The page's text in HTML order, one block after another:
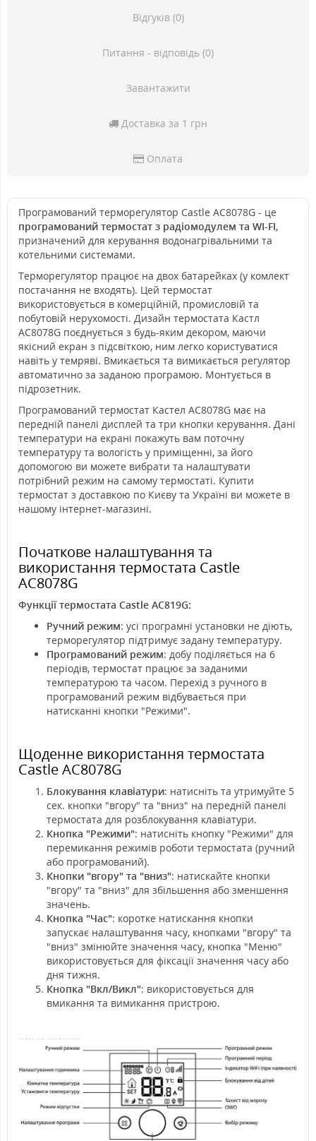
Відгуків (0)
Питання - відповідь (0)
Завантажити
Доставка за 1 грн
Оплата
Програмований терморегулятор Castle АС8078G - це
програмований термостат з радіомодулем та WI-FI,
призначений для керування водонагрівальними та
котельними системами.
Терморегулятор працює на двох батарейках (у комлект
постачання не входять). Цей термостат
використовується в комерційній, промисловій та
побутовій нерухомості. Дизайн термостата Кастл
АС8078G поєднується з будь-яким декором, маючи
якісний екран з підсвіткою, ним легко користуватися
навіть у темряві. Вмикається та вимикається регулятор
автоматично за заданою програмою. Монтується в
підрозетник.
Програмований термостат Кастел АС8078G має на
передній панелі дисплей та три кнопки керування. Дані
температури на екрані покажуть вам поточну
температуру та вологість у приміщенні, за його
допомогою ви можете вибрати та налаштувати
потрібний режим на самому термостаті. Купити
термостат з доставкою по Києву та Україні ви можете в
нашому інтернет-магазині.
Початкове налаштування та
використання термостата Castle
АС8078G
Функції термостата Castle АС819G:
Ручний режим: усі програмні установки не діють,
терморегулятор підтримує задану температуру.
Програмований режим: добу поділяється на 6
періодів, термостат працює за заданими
температурою та часом. Перехід з ручного в
програмований режим відбувається при
натисканні кнопки "Режими".
Щоденне використання термостата
Castle АС8078G
Блокування клавіатури: натисніть та утримуйте 5
сек. кнопки "вгору" та "вниз" на передній панелі
термостата для розблокування клавіатури.
Кнопка "Режими": натисніть кнопку "Режими" для
перемикання режимів роботи термостата (ручний
або програмований).
Кнопки "вгору" та "вниз": натискайте кнопки
"вгору" та "вниз" для збільшення або зменшення
значень.
Кнопка "Час": коротке натискання кнопки
запускає налаштування часу, кнопками "вгору" та
"вниз" змінюйте значення часу, кнопка "Меню"
використовується для фіксації значення часу або
дня тижня.
Кнопка "Вкл/Викл": використовується для
вмикання та вимикання пристрою.